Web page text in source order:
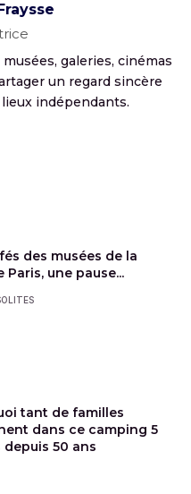
galeries, cinémas
un regard sincère
indépendants.
des musées de la
Paris, une pause...
tant de familles
dans ce camping 5
depuis 50 ans